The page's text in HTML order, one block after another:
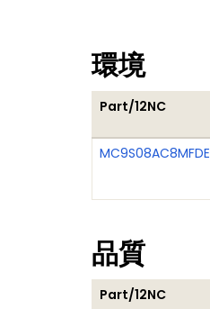
環境
Part/12NC
MC9S08AC8MFDE
品質
Part/12NC